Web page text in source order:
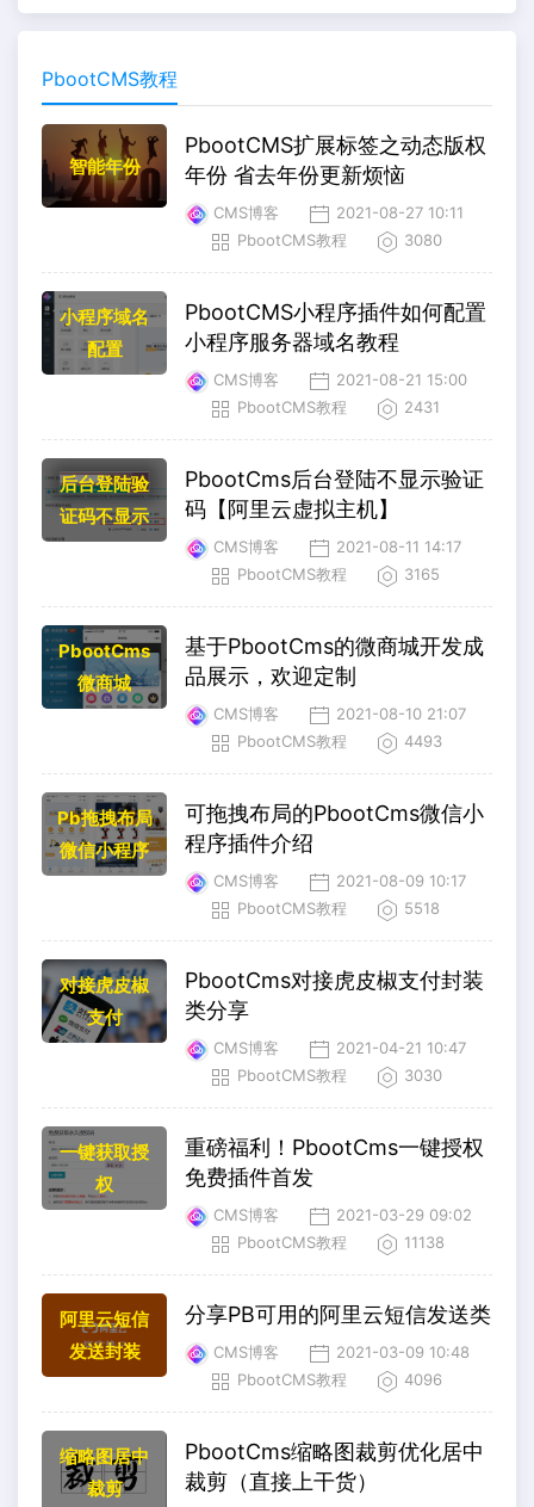
PbootCMS教程
智能年份
PbootCMS扩展标签之动态版权
年份 省去年份更新烦恼
CMS博客
2021-08-27 10:11
PbootCMS教程
3080
小程序域名
配置
PbootCMS小程序插件如何配置
小程序服务器域名教程
CMS博客
2021-08-21 15:00
PbootCMS教程
2431
后台登陆验
证码不显示
PbootCms后台登陆不显示验证
码【阿里云虚拟主机】
CMS博客
2021-08-11 14:17
PbootCMS教程
3165
PbootCms
微商城
基于PbootCms的微商城开发成
品展示，欢迎定制
CMS博客
2021-08-10 21:07
PbootCMS教程
4493
Pb拖拽布局
微信小程序
可拖拽布局的PbootCms微信小
程序插件介绍
CMS博客
2021-08-09 10:17
PbootCMS教程
5518
对接虎皮椒
支付
PbootCms对接虎皮椒支付封装
类分享
CMS博客
2021-04-21 10:47
PbootCMS教程
3030
一键获取授
权
重磅福利！PbootCms一键授权
免费插件首发
CMS博客
2021-03-29 09:02
PbootCMS教程
11138
阿里云短信
发送封装
分享PB可用的阿里云短信发送类
CMS博客
2021-03-09 10:48
PbootCMS教程
4096
缩略图居中
裁剪
PbootCms缩略图裁剪优化居中
裁剪（直接上干货）